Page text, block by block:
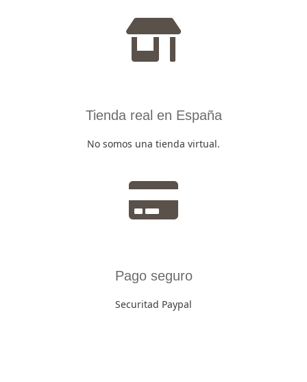
Tienda real en España
No somos una tienda virtual.
Pago seguro
Securitad Paypal